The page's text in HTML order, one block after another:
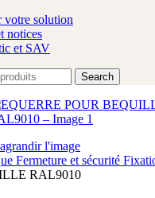
votre solution
notices
et SAV
Search
l'image
Fermeture et sécurité
RAL9010